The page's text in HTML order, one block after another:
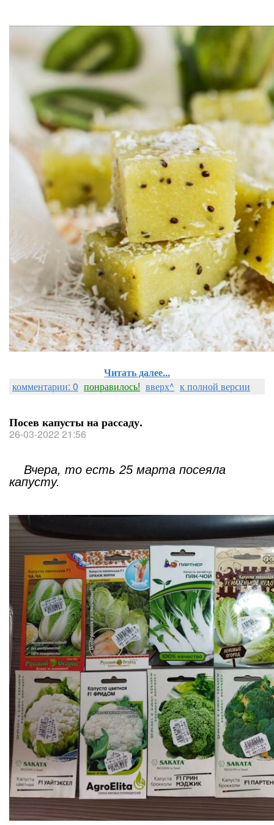
Читать далее...
комментарии: 0 понравилось! вверх^ к полной версии
Посев капусты на рассаду.
26-03-2022 21:56
Вчера, то есть 25 марта посеяла
капусту.